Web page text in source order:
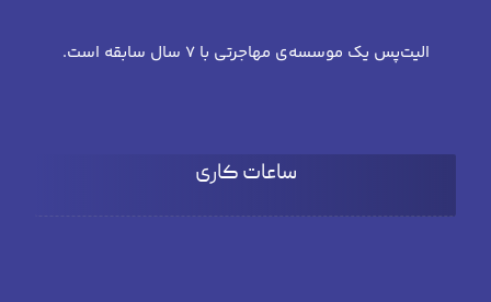
الیت‌پس یک موسسه‌ی مهاجرتی با 7 سال سابقه است.
ساعات کاری